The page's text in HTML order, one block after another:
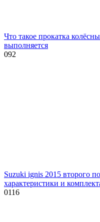
Что такое прокатка
выполняется
092
Suzuki ignis 2015 второго
характеристики и
0116